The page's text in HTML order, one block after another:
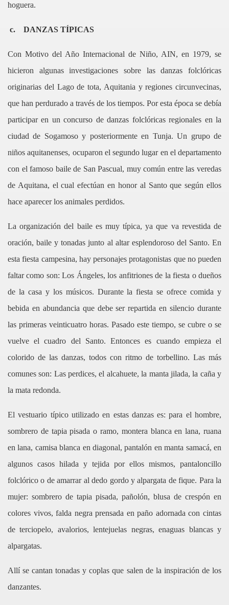
hoguera.
c. DANZAS TÍPICAS
Con Motivo del Año Internacional de Niño, AIN, en 1979, se
hicieron algunas investigaciones sobre las danzas folclóricas
originarias del Lago de tota, Aquitania y regiones circunvecinas,
que han perdurado a través de los tiempos. Por esta época se debía
participar en un concurso de danzas folclóricas regionales en la
ciudad de Sogamoso y posteriormente en Tunja. Un grupo de
niños aquitanenses, ocuparon el segundo lugar en el departamento
con el famoso baile de San Pascual, muy común entre las veredas
de Aquitana, el cual efectúan en honor al Santo que según ellos
hace aparecer los animales perdidos.
La organización del baile es muy típica, ya que va revestida de
oración, baile y tonadas junto al altar esplendoroso del Santo. En
esta fiesta campesina, hay personajes protagonistas que no pueden
faltar como son: Los Ángeles, los anfitriones de la fiesta o dueños
de la casa y los músicos. Durante la fiesta se ofrece comida y
bebida en abundancia que debe ser repartida en silencio durante
las primeras veinticuatro horas. Pasado este tiempo, se cubre o se
vuelve el cuadro del Santo. Entonces es cuando empieza el
colorido de las danzas, todos con ritmo de torbellino. Las más
comunes son: Las perdices, el alcahuete, la manta jilada, la caña y
la mata redonda.
El vestuario típico utilizado en estas danzas es: para el hombre,
sombrero de tapia pisada o ramo, montera blanca en lana, ruana
en lana, camisa blanca en diagonal, pantalón en manta samacá, en
algunos casos hilada y tejida por ellos mismos, pantaloncillo
folclórico o de amarrar al dedo gordo y alpargata de fique. Para la
mujer: sombrero de tapia pisada, pañolón, blusa de crespón en
colores vivos, falda negra prensada en paño adornada con cintas
de terciopelo, avalorios, lentejuelas negras, enaguas blancas y
alpargatas.
Allí se cantan tonadas y coplas que salen de la inspiración de los
danzantes.